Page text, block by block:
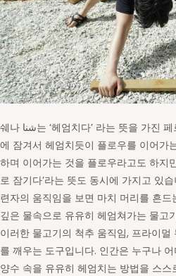
쉐나 ﺷﻨﺎ는 ‘헤엄치다’ 라는 뜻을 가진 페르시아어입니다. 말그대로 물 속
에 잠겨서 헤엄치듯이 플로우를 이어가
하며 이어가는 것을 플로우라고도 하지
로 잠기다’라는 뜻도 동시에 가지고 있
련자의 움직임을 보면 마치 머리를 흔
깊은 물속으로 유유히 헤엄쳐가는 물고
이러한 물고기의 척추 움직임, 프라이
를 깨우는 도구입니다. 인간은 누구나
양수 속을 유유히 헤엄치는 방법을 스